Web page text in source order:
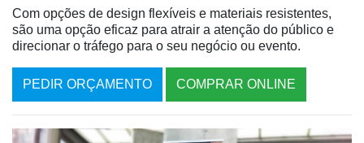
Com opções de design flexíveis e materiais resistentes,
são uma opção eficaz para atrair a atenção do público e
direcionar o tráfego para o seu negócio ou evento.
PEDIR ORÇAMENTO COMPRAR ONLINE